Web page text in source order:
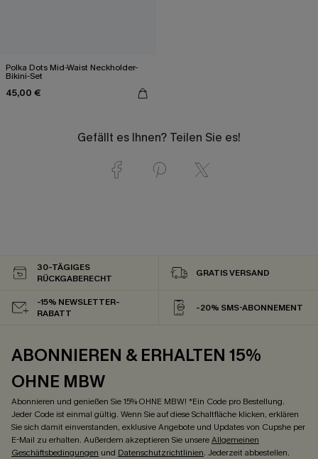
Polka Dots Mid-Waist Neckholder-
Bikini-Set
45,00 €
Gefällt es Ihnen? Teilen Sie es!
30-TÄGIGES
RÜCKGABERECHT
GRATIS VERSAND
-15% NEWSLETTER-
RABATT
-20% SMS-ABONNEMENT
ABONNIEREN & ERHALTEN 15%
OHNE MBW
Abonnieren und genießen Sie 15% OHNE MBW! *Ein Code pro Bestellung.
Jeder Code ist einmal gültig. Wenn Sie auf diese Schaltfläche klicken, erklären
Sie sich damit einverstanden, exklusive Angebote und Updates von Cupshe per
E-Mail zu erhalten. Außerdem akzeptieren Sie unsereAllgemeinen
Geschäftsbedingungen und Datenschutzrichtlinien. Jederzeit abbestellen.